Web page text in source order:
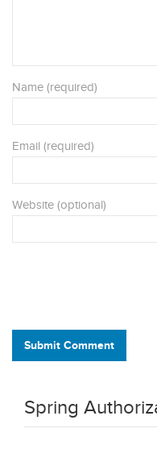
Name (required)
Email (required)
Website (optional)
Submit Comment
Spring